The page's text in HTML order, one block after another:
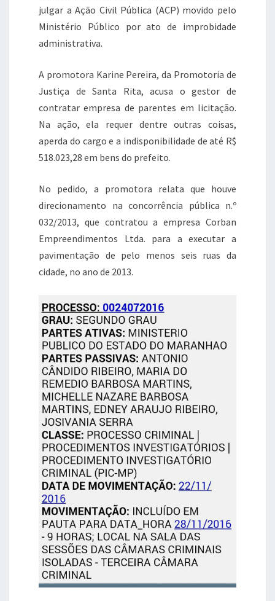
julgar a Ação Civil Pública (ACP) movido pelo
Ministério Público por ato de improbidade
administrativa.
A promotora Karine Pereira, da Promotoria de
Justiça de Santa Rita, acusa o gestor de
contratar empresa de parentes em licitação.
Na ação, ela requer dentre outras coisas,
aperda do cargo e a indisponibilidade de até R$
518.023,28 em bens do prefeito.
No pedido, a promotora relata que houve
direcionamento na concorrência pública n.º
032/2013, que contratou a empresa Corban
Empreendimentos Ltda. para a executar a
pavimentação de pelo menos seis ruas da
cidade, no ano de 2013.